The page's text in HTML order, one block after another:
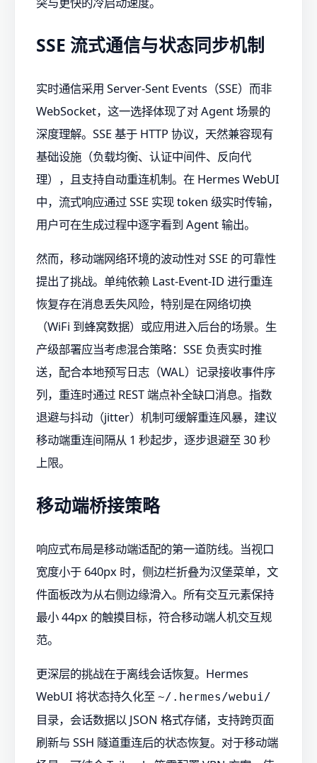
SSE 流式通信与状态同步机制
实时通信采用 Server-Sent Events（SSE）而非
WebSocket，这一选择体现了对 Agent 场景的
深度理解。SSE 基于 HTTP 协议，天然兼容现有
基础设施（负载均衡、认证中间件、反向代
理），且支持自动重连机制。在 Hermes WebUI
中，流式响应通过 SSE 实现 token 级实时传输，
用户可在生成过程中逐字看到 Agent 输出。
然而，移动端网络环境的波动性对 SSE 的可靠性
提出了挑战。单纯依赖 Last-Event-ID 进行重连
恢复存在消息丢失风险，特别是在网络切换
（WiFi 到蜂窝数据）或应用进入后台的场景。生
产级部署应当考虑混合策略：SSE 负责实时推
送，配合本地预写日志（WAL）记录接收事件序
列，重连时通过 REST 端点补全缺口消息。指数
退避与抖动（jitter）机制可缓解重连风暴，建议
移动端重连间隔从 1 秒起步，逐步退避至 30 秒
上限。
移动端桥接策略
响应式布局是移动端适配的第一道防线。当视口
宽度小于 640px 时，侧边栏折叠为汉堡菜单，文
件面板改为从右侧边缘滑入。所有交互元素保持
最小 44px 的触摸目标，符合移动端人机交互规
范。
更深层的挑战在于离线会话恢复。Hermes
WebUI 将状态持久化至 ~/.hermes/webui/
目录，会话数据以 JSON 格式存储，支持跨页面
刷新与 SSH 隧道重连后的状态恢复。对于移动端